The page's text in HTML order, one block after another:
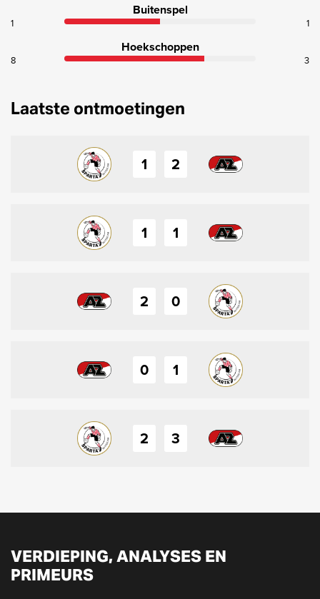
Buitenspel
1 1
Hoekschoppen
8 3
Laatste ontmoetingen
1 2
1 1
2 0
0 1
2 3
VERDIEPING, ANALYSES EN
PRIMEURS